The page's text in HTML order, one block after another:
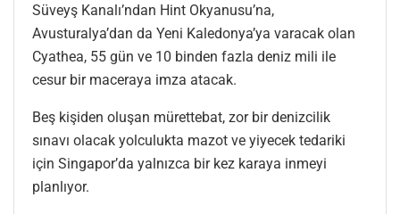
Süveyş Kanalı’ndan Hint Okyanusu’na,
Avusturalya’dan da Yeni Kaledonya’ya varacak olan
Cyathea, 55 gün ve 10 binden fazla deniz mili ile
cesur bir maceraya imza atacak.
Beş kişiden oluşan mürettebat, zor bir denizcilik
sınavı olacak yolculukta mazot ve yiyecek tedariki
için Singapor’da yalnızca bir kez karaya inmeyi
planlıyor.